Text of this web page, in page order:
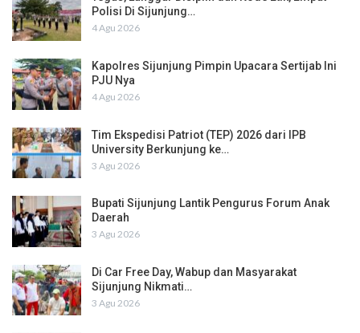
Polisi Di Sijunjung…
4 Agu 2026
Kapolres Sijunjung Pimpin Upacara Sertijab Ini
PJU Nya
4 Agu 2026
Tim Ekspedisi Patriot (TEP) 2026 dari IPB
University Berkunjung ke…
3 Agu 2026
Bupati Sijunjung Lantik Pengurus Forum Anak
Daerah
3 Agu 2026
Di Car Free Day, Wabup dan Masyarakat
Sijunjung Nikmati…
3 Agu 2026